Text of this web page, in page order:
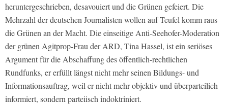
heruntergeschrieben, desavouiert und die Grünen gefeiert. Die
Mehrzahl der deutschen Journalisten wollen auf Teufel komm raus
die Grünen an der Macht. Die einseitige Anti-Seehofer-Moderation
der grünen Agitprop-Frau der ARD, Tina Hassel, ist ein seriöses
Argument für die Abschaffung des öffentlich-rechtlichen
Rundfunks, er erfüllt längst nicht mehr seinen Bildungs- und
Informationsauftrag, weil er nicht mehr objektiv und überparteilich
informiert, sondern parteiisch indoktriniert.